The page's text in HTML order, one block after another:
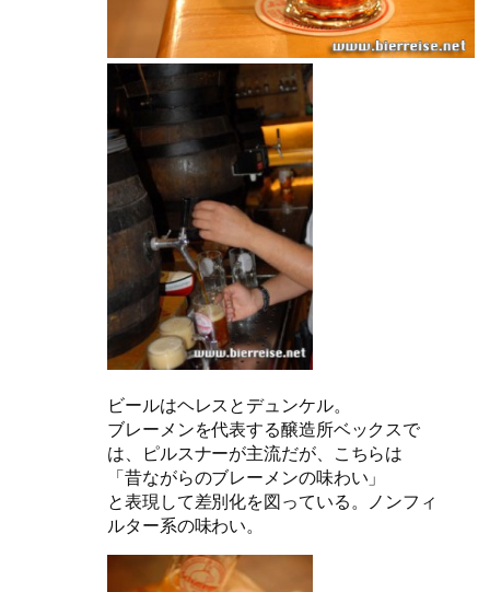
ビールはヘレスとデュンケル。
ブレーメンを代表する醸造所ベックスで
は、ピルスナーが主流だが、こちらは
「昔ながらのブレーメンの味わい」
と表現して差別化を図っている。ノンフィ
ルター系の味わい。